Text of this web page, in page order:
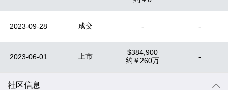
2023-09-28 成交 - -
2023-06-01 上市
$384,900
约 ￥260万 -
社区信息